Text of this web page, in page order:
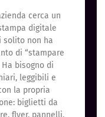
cerca un
digitale
solito non ha
di “stampare
Ha bisogno di
leggibili e
la propria
biglietti da